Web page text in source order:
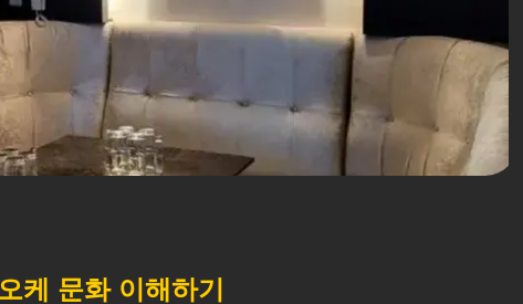
케 문화 이해하기